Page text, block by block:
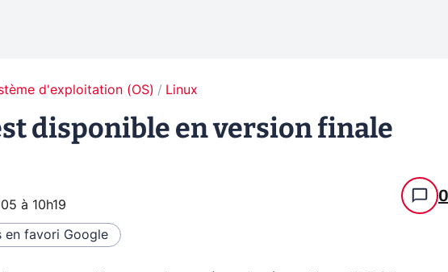
d'exploitation (OS) Linux
disponible en version finale
à 10h19 0
en favori Google